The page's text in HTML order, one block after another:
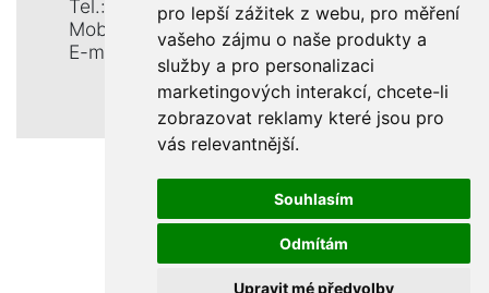
pro lepší zážitek z webu, pro měření
vašeho zájmu o naše produkty a
služby a pro personalizaci
marketingových interakcí, chcete-li
zobrazovat reklamy které jsou pro
vás relevantnější.
Souhlasím
Odmítám
Upravit mé předvolby
Tel.: +420 326 911 044
Mobil: +420 777 345 008
E-mail:
info@ceiba.cz